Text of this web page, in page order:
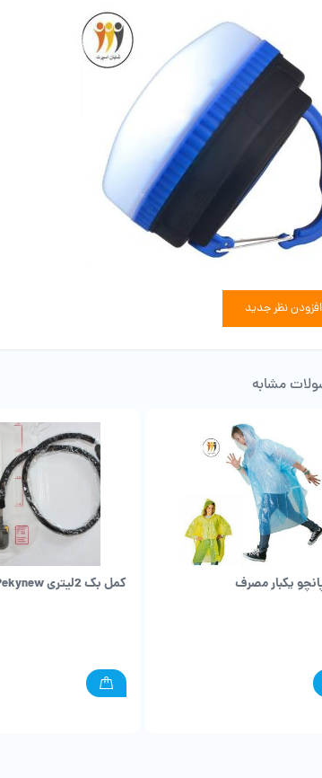
افزودن نظر جدید
مشابه
یکبار مصرف کمل بک 2لیتری Pekynew